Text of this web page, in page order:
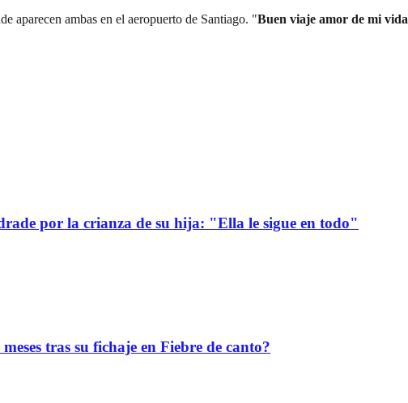
aparecen ambas en el aeropuerto de Santiago. "Buen viaje amor de mi vida
por la crianza de su hija: "Ella le sigue en todo"
tras su fichaje en Fiebre de canto?